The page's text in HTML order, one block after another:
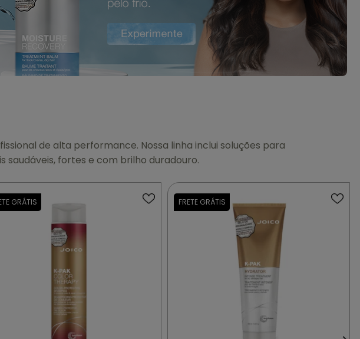
de alta performance. Nossa linha inclui soluções para
saudáveis, fortes e com brilho duradouro.